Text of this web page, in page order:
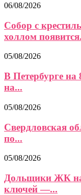
06/08/2026
Собор с
холлом
05/08/2026
В Петербурге
на...
05/08/2026
Свердловская
по...
05/08/2026
Дольщики ЖК на
ключей —...